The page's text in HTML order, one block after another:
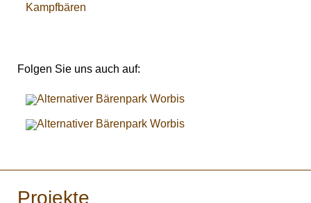
Kampfbären
Folgen Sie uns auch auf:
Projekte